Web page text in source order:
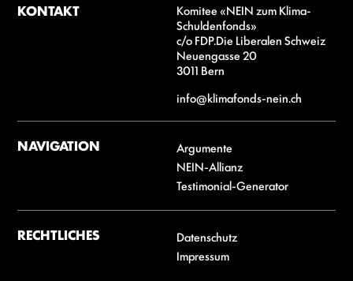
KONTAKT
Komitee «NEIN zum Klima-
Schuldenfonds»
c/o FDP.Die Liberalen Schweiz
Neuengasse 20
3011 Bern
info@klimafonds-nein.ch
NAVIGATION
Argumente
NEIN-Allianz
Testimonial-Generator
RECHTLICHES
Datenschutz
Impressum